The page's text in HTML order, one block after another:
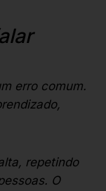
erro comum.
repetindo
O